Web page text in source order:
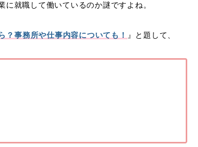
就職して働いているのか謎ですよね。
？事務所や仕事内容についても！ 』と題して、